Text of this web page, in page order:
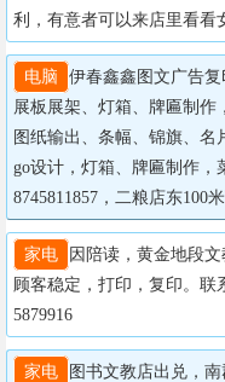
利，有意者可以来店里看看
电脑
伊春鑫鑫图文广告复
展板展架、灯箱、牌匾制作
图纸输出、条幅、锦旗、
go设计，灯箱、牌匾制作，
8745811857，二粮店东100
家电
因陪读，黄金地段
顾客稳定，打印，复印。联
5879916
家电
图书文教店出兑，